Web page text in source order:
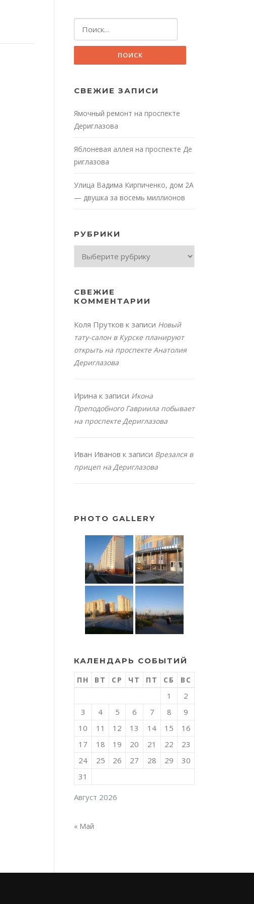
СВЕЖИЕ ЗАПИСИ
Ямочный ремонт на проспекте
Дериглазова
Яблоневая аллея на проспекте Де
риглазова
Улица Вадима Кирпиченко, дом 2А
— двушка за восемь миллионов
РУБРИКИ
СВЕЖИЕ
КОММЕНТАРИИ
Коля Прутков к записи Новый
тату-салон в Курске планируют
открыть на проспекте Анатолия
Дериглазова
Ирина к записи Икона
Преподобного Гавриила побывает
на проспекте Дериглазова
Иван Иванов к записи Врезался в
прицеп на Дериглазова
PHOTO GALLERY
КАЛЕНДАРЬ СОБЫТИЙ
Август 2026
ПН ВТ СР ЧТ ПТ СБ ВС
1
2
3
4 5 6 7 8
9
10
11 12 13 14 15
16
17
18 19 20 21 22
23
24
25 26 27 28 29
30
31
« Май